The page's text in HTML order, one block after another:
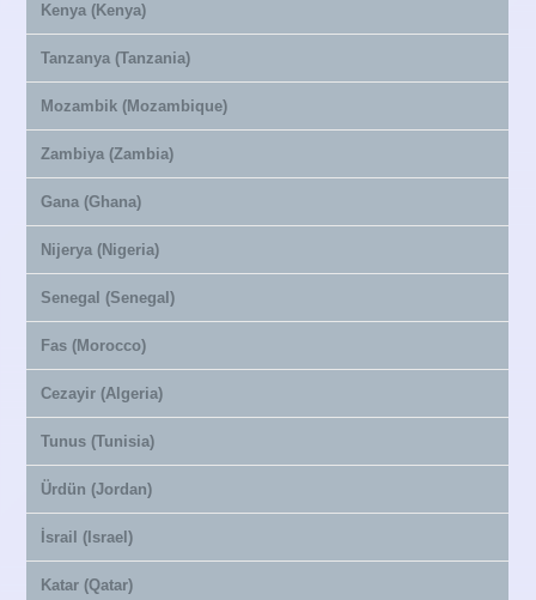
Kenya (Kenya)
Tanzanya (Tanzania)
Mozambik (Mozambique)
Zambiya (Zambia)
Gana (Ghana)
Nijerya (Nigeria)
Senegal (Senegal)
Fas (Morocco)
Cezayir (Algeria)
Tunus (Tunisia)
Ürdün (Jordan)
İsrail (Israel)
Katar (Qatar)